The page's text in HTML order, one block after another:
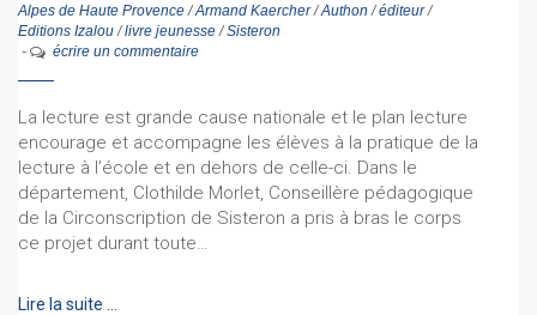
Alpes de Haute Provence /Armand Kaercher/Authon /éditeur/
Editions Izalou /livre jeunesse /Sisteron
-
écrire un commentaire
La lecture est grande cause nationale et le plan lecture
encourage et accompagne les élèves à la pratique de la
lecture à l’école et en dehors de celle-ci. Dans le
département, Clothilde Morlet, Conseillère pédagogique
de la Circonscription de Sisteron a pris à bras le corps
ce projet durant toute…
Lire la suite …